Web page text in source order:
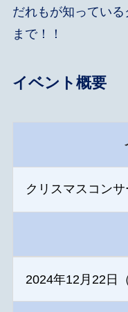
だれもが知ってい
まで！！
イベント概要
クリスマスコン
2024年12月22日（